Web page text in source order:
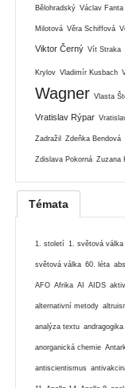
Bělohradský Václav Fanta
Milotová Věra Schiffová
Viktor Černý Vít Straka
Krylov Vladimír Kusbach
Wagner Vlasta
Vratislav Rýpar
Zadražil Zdeňka Bendová
Zdislava Pokorná Zuzana
Témata
1. století 1. světová válka
světová válka 60. léta
AFO Afrika AI AIDS
alternativní metody
analýza textu andragogika
anorganická chemie
antiscientismus